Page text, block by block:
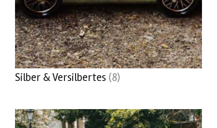
Silber & Versilbertes (8)